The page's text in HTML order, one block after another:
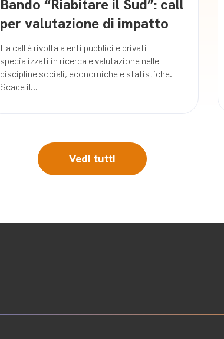
Bando “Riabitare il Sud”: call
per valutazione di impatto
La call è rivolta a enti pubblici e privati
specializzati in ricerca e valutazione nelle
discipline sociali, economiche e statistiche.
Scade il...
Vedi tutti